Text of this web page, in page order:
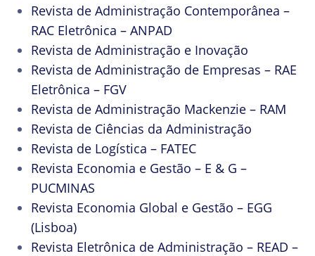
Revista de Administração Contemporânea –
RAC Eletrônica – ANPAD
Revista de Administração e Inovação
Revista de Administração de Empresas – RAE
Eletrônica – FGV
Revista de Administração Mackenzie – RAM
Revista de Ciências da Administração
Revista de Logística – FATEC
Revista Economia e Gestão – E & G –
PUCMINAS
Revista Economia Global e Gestão – EGG
(Lisboa)
Revista Eletrônica de Administração – READ –